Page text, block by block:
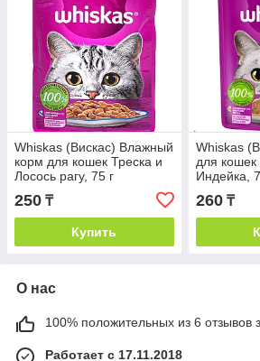
Whiskas (Вискас) Влажный
корм для кошек Треска и
Лосось рагу, 75 г
250 ₸
Купить
Whiskas
для кошек
Индейка,
260₸
О нас
100% положительных из 6 отзывов
Работает с 17.11.2018